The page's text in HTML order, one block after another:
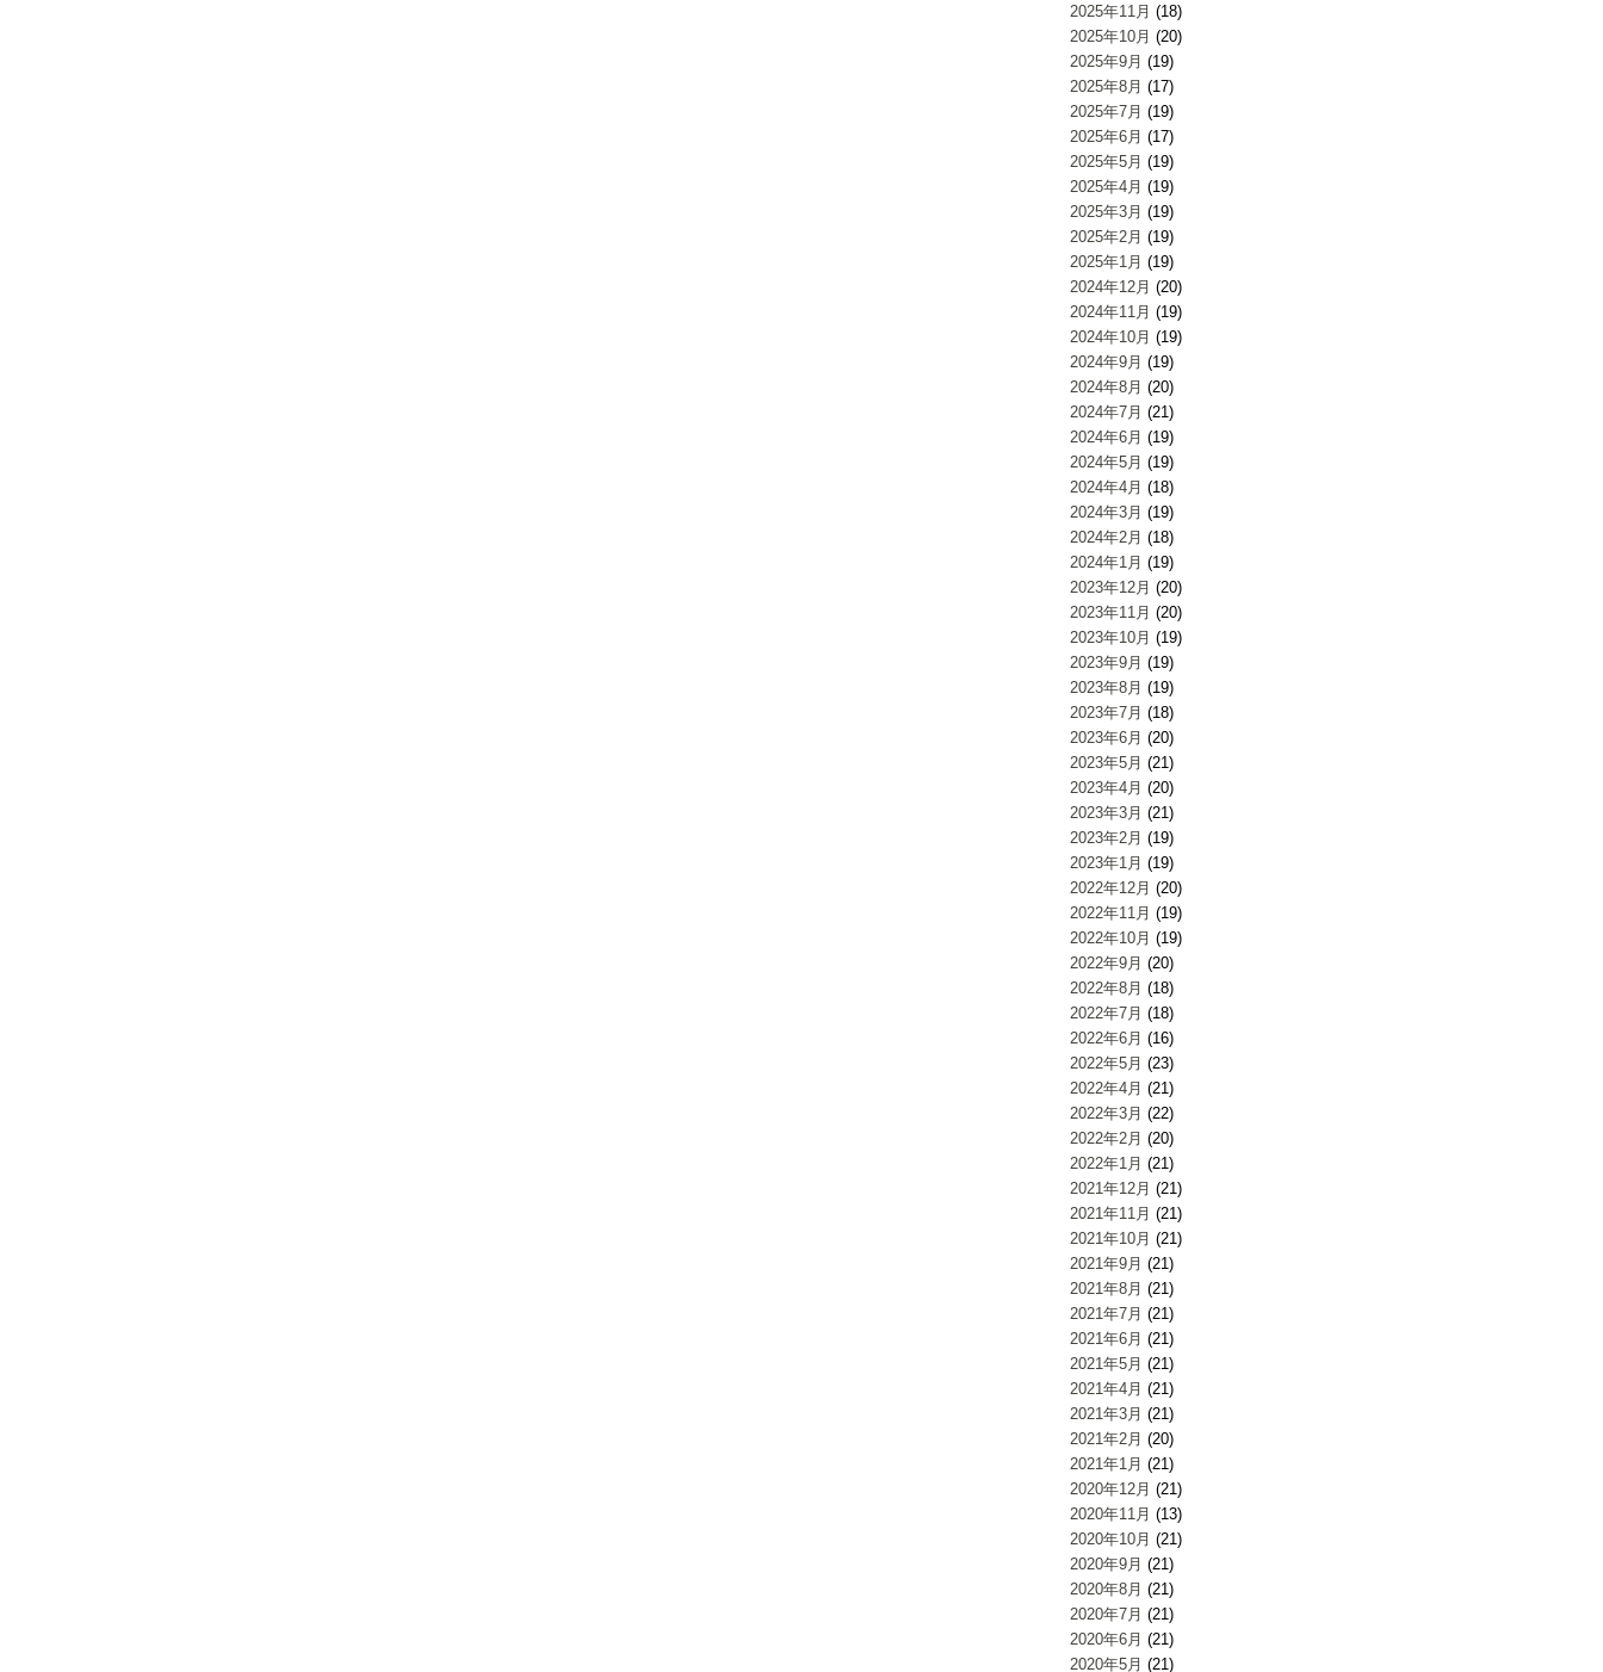
2025年11月 (18)
2025年10月 (20)
2025年9月 (19)
2025年8月 (17)
2025年7月 (19)
2025年6月 (17)
2025年5月 (19)
2025年4月 (19)
2025年3月 (19)
2025年2月 (19)
2025年1月 (19)
2024年12月 (20)
2024年11月 (19)
2024年10月 (19)
2024年9月 (19)
2024年8月 (20)
2024年7月 (21)
2024年6月 (19)
2024年5月 (19)
2024年4月 (18)
2024年3月 (19)
2024年2月 (18)
2024年1月 (19)
2023年12月 (20)
2023年11月 (20)
2023年10月 (19)
2023年9月 (19)
2023年8月 (19)
2023年7月 (18)
2023年6月 (20)
2023年5月 (21)
2023年4月 (20)
2023年3月 (21)
2023年2月 (19)
2023年1月 (19)
2022年12月 (20)
2022年11月 (19)
2022年10月 (19)
2022年9月 (20)
2022年8月 (18)
2022年7月 (18)
2022年6月 (16)
2022年5月 (23)
2022年4月 (21)
2022年3月 (22)
2022年2月 (20)
2022年1月 (21)
2021年12月 (21)
2021年11月 (21)
2021年10月 (21)
2021年9月 (21)
2021年8月 (21)
2021年7月 (21)
2021年6月 (21)
2021年5月 (21)
2021年4月 (21)
2021年3月 (21)
2021年2月 (20)
2021年1月 (21)
2020年12月 (21)
2020年11月 (13)
2020年10月 (21)
2020年9月 (21)
2020年8月 (21)
2020年7月 (21)
2020年6月 (21)
2020年5月 (21)